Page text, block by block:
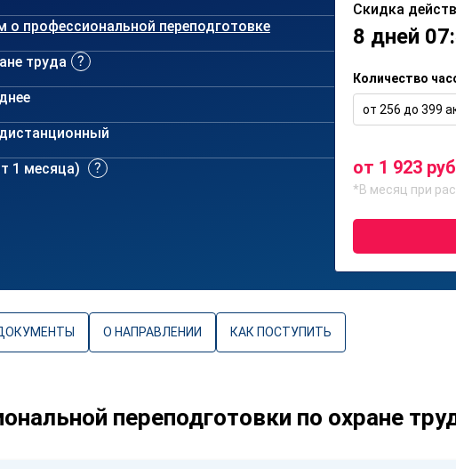
о профессиональной переподготовке
труда
1 месяца)
Скидка
8 дней
Количество
от 256 до 399
от 1 923
*В месяц при
О НАПРАВЛЕНИИ КАК ПОСТУПИТЬ
переподготовки по охране